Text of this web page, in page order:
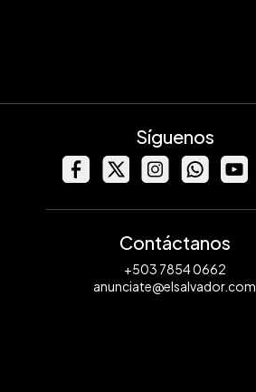
Síguenos
Contáctanos
+503 7854 0662
anunciate@elsalvador.com